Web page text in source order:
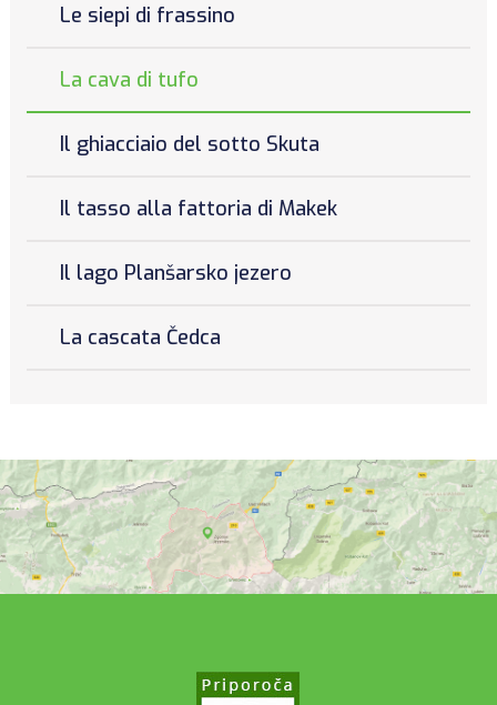
Le siepi di frassino
La cava di tufo
Il ghiacciaio del sotto Skuta
Il tasso alla fattoria di Makek
Il lago Planšarsko jezero
La cascata Čedca